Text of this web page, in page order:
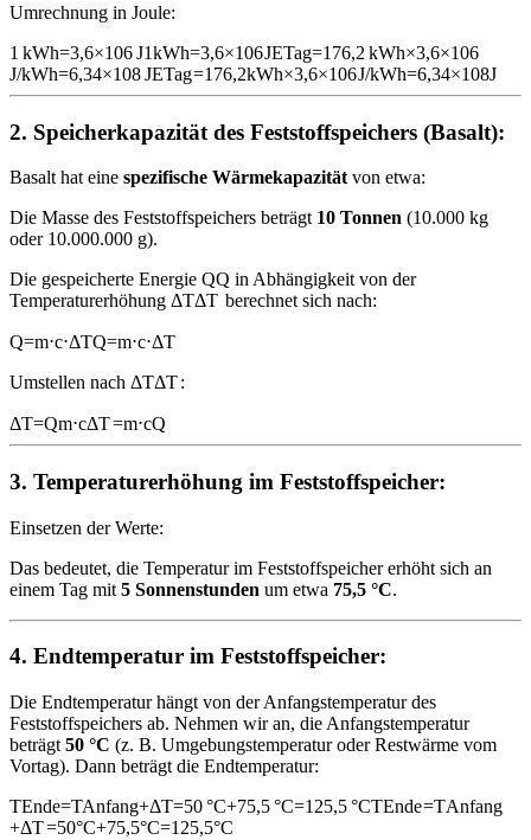
Umrechnung in Joule:
1 kWh=3,6×106 J1kWh=3,6×106JETag=176,2 kWh×3,6×106
J/kWh=6,34×108 JETag=176,2kWh×3,6×106J/kWh=6,34×108J
2. Speicherkapazität des Feststoffspeichers (Basalt):
Basalt hat eine spezifische Wärmekapazität von etwa:
Die Masse des Feststoffspeichers beträgt 10 Tonnen (10.000 kg
oder 10.000.000 g).
Die gespeicherte Energie QQ in Abhängigkeit von der
Temperaturerhöhung ΔTΔT berechnet sich nach:
Q=m⋅c⋅ΔTQ=m⋅c⋅ΔT
Umstellen nach ΔTΔT:
ΔT=Qm⋅cΔT=m⋅cQ
3. Temperaturerhöhung im Feststoffspeicher:
Einsetzen der Werte:
Das bedeutet, die Temperatur im Feststoffspeicher erhöht sich an
einem Tag mit 5 Sonnenstunden um etwa 75,5 °C.
4. Endtemperatur im Feststoffspeicher:
Die Endtemperatur hängt von der Anfangstemperatur des
Feststoffspeichers ab. Nehmen wir an, die Anfangstemperatur
beträgt 50 °C (z. B. Umgebungstemperatur oder Restwärme vom
Vortag). Dann beträgt die Endtemperatur:
TEnde=TAnfang+ΔT=50 °C+75,5 °C=125,5 °CTEnde=TAnfang
+ΔT=50°C+75,5°C=125,5°C